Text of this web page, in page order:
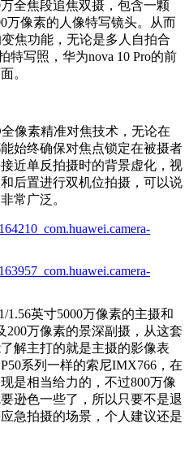
全焦段追焦双摄，包含一颗
万像素的人像特写镜头。从而
焦功能，无论是多人自拍合
特写照，华为nova 10 Pro的前
。
像素精准对焦技术，无论在
始终确保对焦点锁定在被摄者
近单反拍摄时的背景虚化，视
后置进行双机位拍摄，可以说
常广泛。
英寸5000万像素的主摄和
200万像素的景深副摄，从这套
解主打的就是主摄的影像表
系列一样的索尼IMX766，在
是相当给力的，不过800万像
逊色一些了，所以只要不是退
急拍摄的场景，个人建议还是